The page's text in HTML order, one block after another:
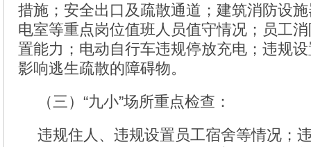
措施；安全出口及疏散通道；建筑消防设
电室等重点岗位值班人员值守情况；员工
置能力；电动自行车违规停放充电；违规
影响逃生疏散的障碍物。
（三）“九小”场所重点检查：
违规住人、违规设置员工宿舍等情况；